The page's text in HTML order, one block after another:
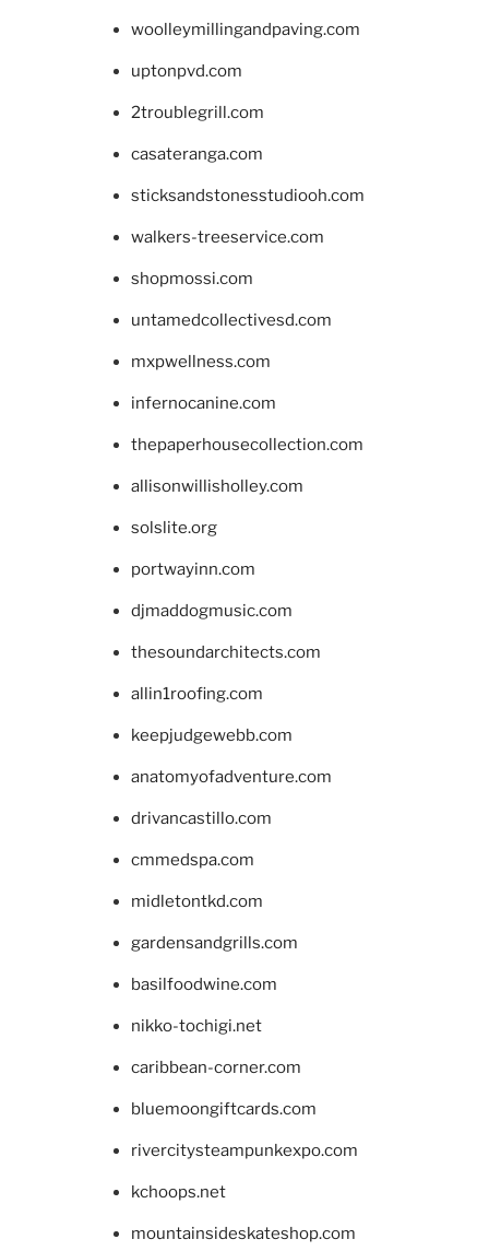
woolleymillingandpaving.com
uptonpvd.com
2troublegrill.com
casateranga.com
sticksandstonesstudiooh.com
walkers-treeservice.com
shopmossi.com
untamedcollectivesd.com
mxpwellness.com
infernocanine.com
thepaperhousecollection.com
allisonwillisholley.com
solslite.org
portwayinn.com
djmaddogmusic.com
thesoundarchitects.com
allin1roofing.com
keepjudgewebb.com
anatomyofadventure.com
drivancastillo.com
cmmedspa.com
midletontkd.com
gardensandgrills.com
basilfoodwine.com
nikko-tochigi.net
caribbean-corner.com
bluemoongiftcards.com
rivercitysteampunkexpo.com
kchoops.net
mountainsideskateshop.com